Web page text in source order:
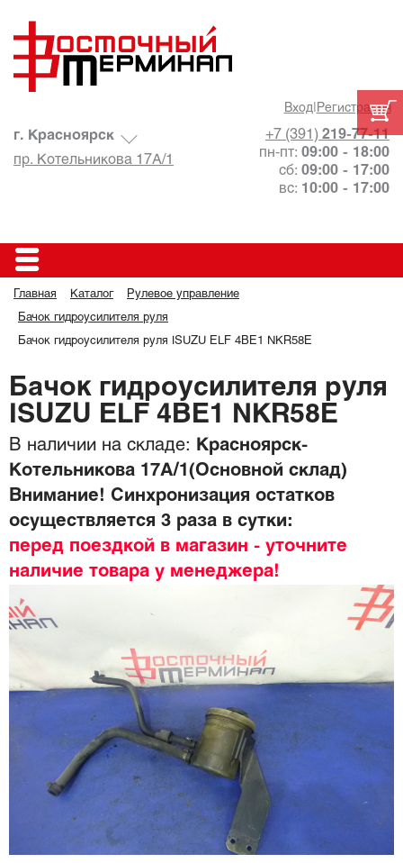
Вход| Регистрация
+7 (391) 219-77-11
пн-пт: 09:00 - 18:00
сб: 09:00 - 17:00
вс: 10:00 - 17:00
г. Красноярск
пр. Котельникова 17А/1
Главная Каталог Рулевое управление
Бачок гидроусилителя руля
Бачок гидроусилителя руля ISUZU ELF 4BE1 NKR58E
Бачок гидроусилителя руля
ISUZU ELF 4BE1 NKR58E
В наличии на складе:
Красноярск-
Котельникова 17А/1(Основной склад)
Внимание! Синхронизация остатков
осуществляется 3 раза в сутки:
перед поездкой в магазин - уточните
наличие товара у менеджера!